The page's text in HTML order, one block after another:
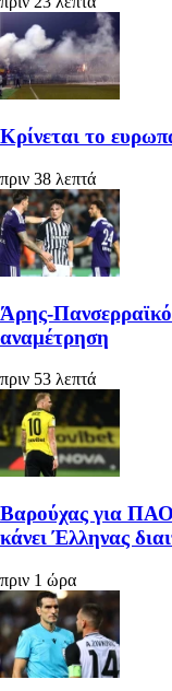
Κρίνεται το
πριν 38 λεπτά
Άρης-
αναμέτρηση
πριν 53 λεπτά
Βαρούχας για
κάνει Έλληνας
πριν 1 ώρα